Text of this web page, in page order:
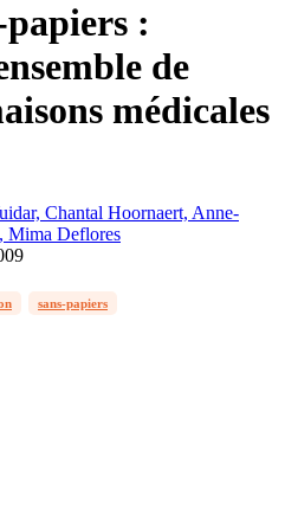
papiers :
de
médicales
Chantal Hoornaert, Anne-
Mima Deflores
sans-papiers